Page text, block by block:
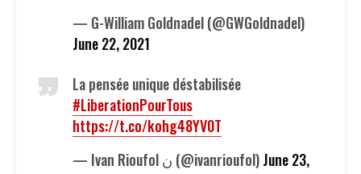
— G-William Goldnadel (@GWGoldnadel)
June 22, 2021
La pensée unique déstabilisée
#LiberationPourTous
https://t.co/kohg48YV0T
— Ivan Rioufol ن (@ivanrioufol)June 23,